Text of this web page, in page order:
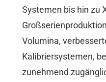
Systemen bis hin zu
Volumina,
Kalibriersystemen,
zunehmend